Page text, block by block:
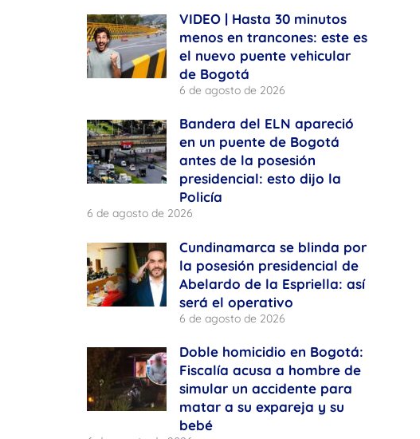
VIDEO | Hasta 30 minutos
menos en trancones: este es
el nuevo puente vehicular
de Bogotá
6 de agosto de 2026
Bandera del ELN apareció
en un puente de Bogotá
antes de la posesión
presidencial: esto dijo la
Policía
6 de agosto de 2026
Cundinamarca se blinda por
la posesión presidencial de
Abelardo de la Espriella: así
será el operativo
6 de agosto de 2026
Doble homicidio en Bogotá:
Fiscalía acusa a hombre de
simular un accidente para
matar a su expareja y su
bebé